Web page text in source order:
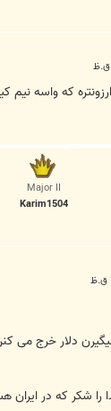
نيم کيلومتر 100 دلار
Major II
Karim1504
دلار خرج می
شکر که در ایران